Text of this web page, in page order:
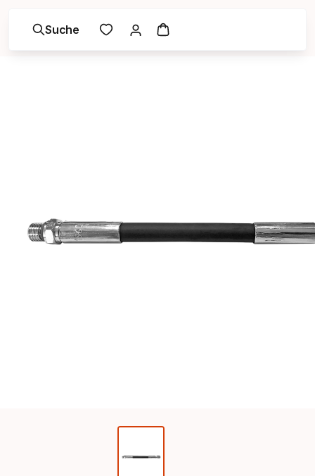
Suche